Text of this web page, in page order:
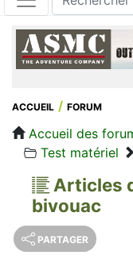
ACCUEIL FORUM
Accueil des
Test matériel
Articles
bivouac
PARTAGER